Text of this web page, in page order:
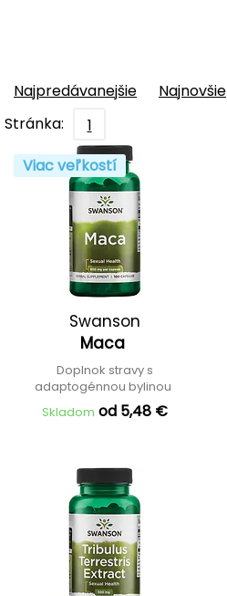
Najpredávanejšie Najnovšie
Stránka:
1
Viac veľkostí
Swanson
Maca
Doplnok stravy s
adaptogénnou bylinou
Skladom od 5,48 €